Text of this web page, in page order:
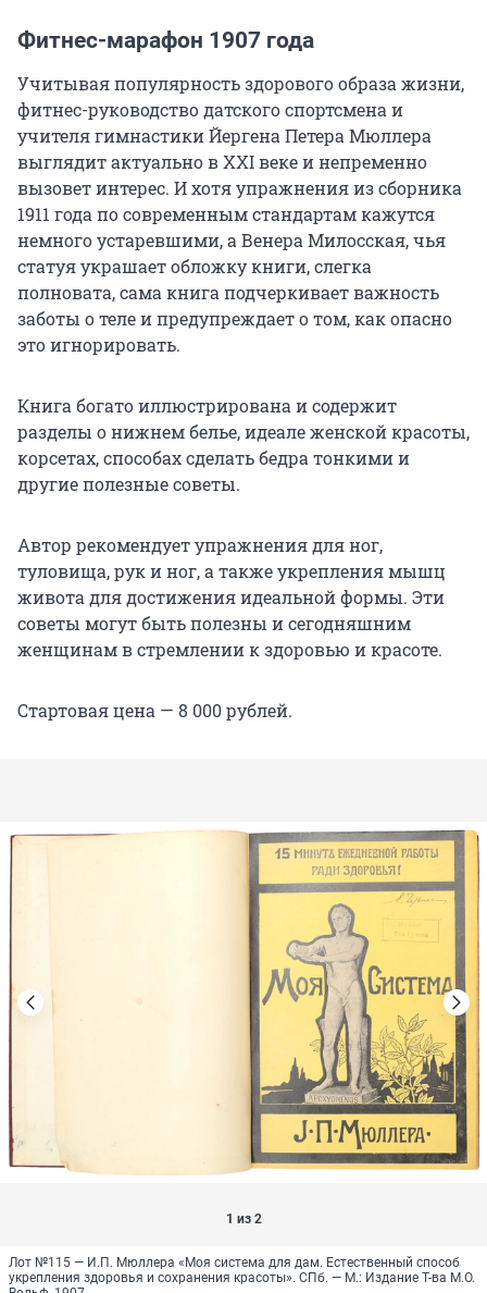
Фитнес-марафон 1907 года
Учитывая популярность здорового образа жизни,
фитнес-руководство датского спортсмена и
учителя гимнастики Йергена Петера Мюллера
выглядит актуально в XXI веке и непременно
вызовет интерес. И хотя упражнения из сборника
1911 года по современным стандартам кажутся
немного устаревшими, а Венера Милосская, чья
статуя украшает обложку книги, слегка
полновата, сама книга подчеркивает важность
заботы о теле и предупреждает о том, как опасно
это игнорировать.
Книга богато иллюстрирована и содержит
разделы о нижнем белье, идеале женской красоты,
корсетах, способах сделать бедра тонкими и
другие полезные советы.
Автор рекомендует упражнения для ног,
туловища, рук и ног, а также укрепления мышц
живота для достижения идеальной формы. Эти
советы могут быть полезны и сегодняшним
женщинам в стремлении к здоровью и красоте.
Стартовая цена — 8 000 рублей.
1 из 2
Лот №115 — И.П. Мюллера «Моя система для дам. Естественный способ
укрепления здоровья и сохранения красоты». СПб. — М.: Издание Т-ва М.О.